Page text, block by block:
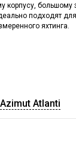
корпусу, большому
подходят
яхтинга.
Azimut Atlanti